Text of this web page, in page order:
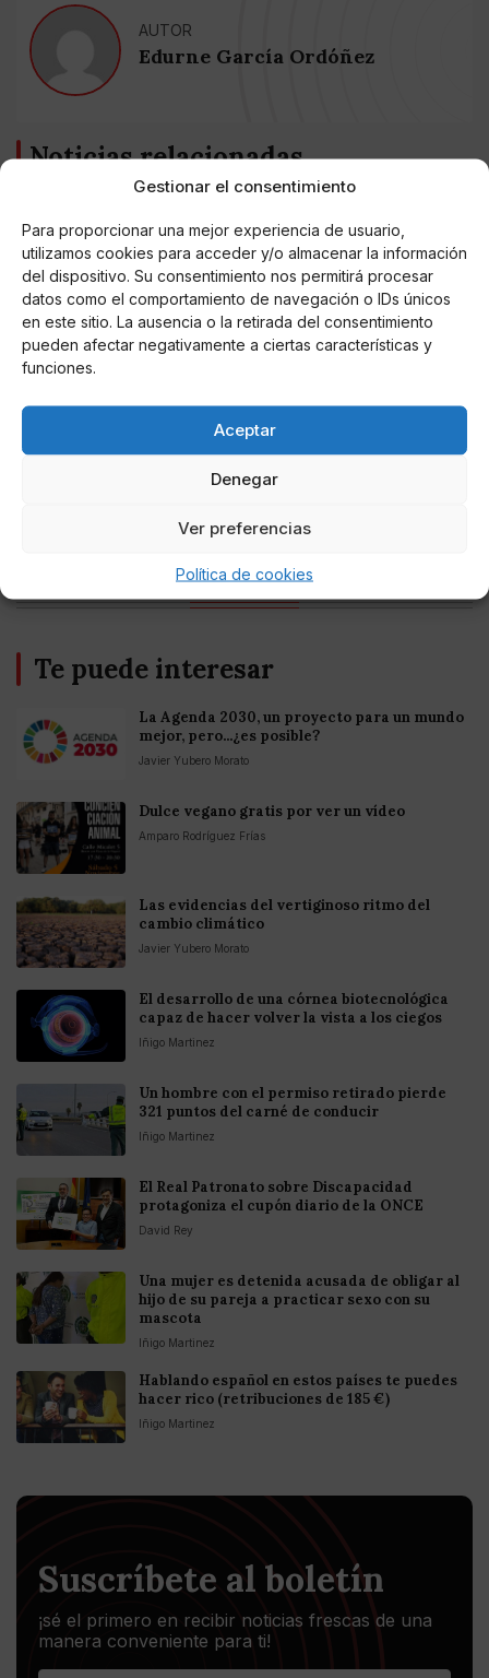
Gestionar el consentimiento
Para proporcionar una mejor experiencia de usuario,
utilizamos cookies para acceder y/o almacenar la información
del dispositivo. Su consentimiento nos permitirá procesar
datos como el comportamiento de navegación o IDs únicos
en este sitio. La ausencia o la retirada del consentimiento
pueden afectar negativamente a ciertas características y
funciones.
Aceptar
Denegar
Ver preferencias
Política de cookies
AUTOR
Edurne García Ordóñez
Noticias relacionadas
Colombia 2025: Bitcoin Casinos
Online Casino
Mejores Casinos Online con Bitcoin y
Criptomonedas en Argentina 2025
Mejores casinos online con
criptomonedas y Bitcoin en México 2025
Europea
Te puede interesar
La Agenda 2030, un proyecto para un mundo
mejor, pero...¿es posible?
Javier Yubero Morato
Dulce vegano gratis por ver un vídeo
Amparo Rodríguez Frías
Las evidencias del vertiginoso ritmo del
cambio climático
Javier Yubero Morato
El desarrollo de una córnea biotecnológica
capaz de hacer volver la vista a los ciegos
Iñigo Martinez
Un hombre con el permiso retirado pierde
321 puntos del carné de conducir
Iñigo Martinez
El Real Patronato sobre Discapacidad
protagoniza el cupón diario de la ONCE
David Rey
Una mujer es detenida acusada de obligar al
hijo de su pareja a practicar sexo con su
mascota
Iñigo Martinez
Hablando español en estos países te puedes
hacer rico (retribuciones de 185 €)
Iñigo Martinez
Suscríbete al boletín
¡sé el primero en recibir noticias frescas de una
manera conveniente para ti!